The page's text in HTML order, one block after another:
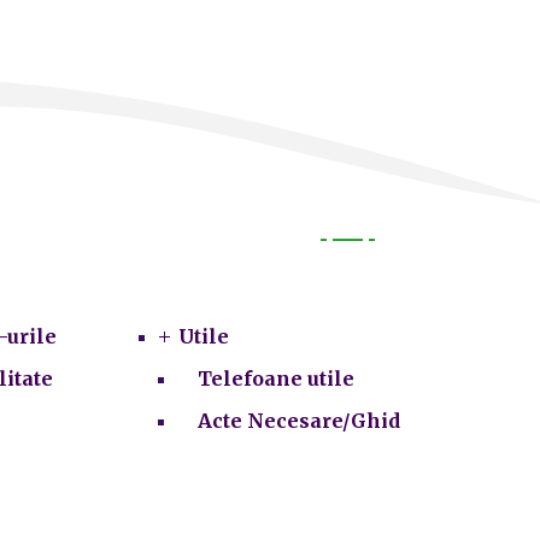
urile
Utile
Telefoane utile
Acte Necesare/Ghid